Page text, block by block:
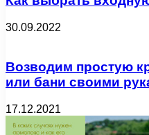
30.09.2022
Возводим простую
или бани своими
17.12.2021